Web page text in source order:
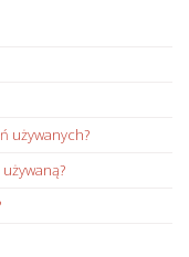
używanych?